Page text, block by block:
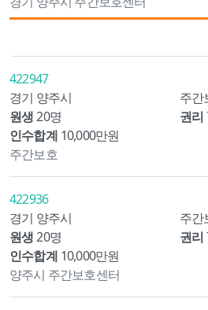
422947
경기 양주시
주간
원생 20명 권리
인수합계 10,000만원
주간보호
422936
경기 양주시
주간
원생 20명 권리
인수합계 10,000만원
양주시 주간보호센터